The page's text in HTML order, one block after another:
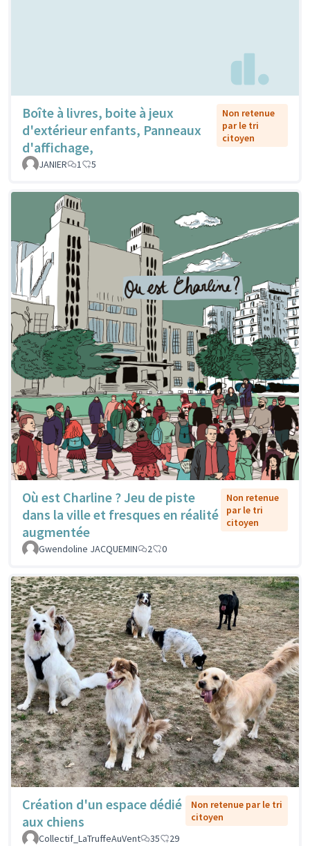
Boîte à livres, boite à jeux
d'extérieur enfants, Panneaux
d'affichage,
Non retenue
par le tri
citoyen
JANIER 1 5
Où est Charline ? Jeu de piste
dans la ville et fresques en réalité
augmentée
Non retenue
par le tri
citoyen
Gwendoline JACQUEMIN 2 0
Création d'un espace dédié
aux chiens
Non retenue par le tri
citoyen
Collectif_LaTruffeAuVent
35 29